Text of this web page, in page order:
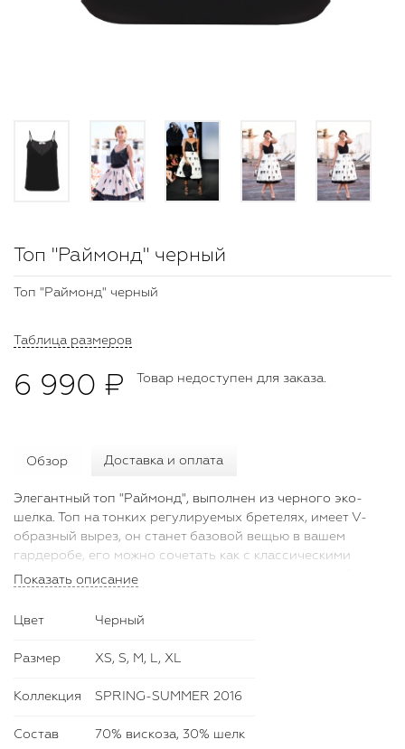
Топ "Раймонд" черный
Топ "Раймонд" черный
Таблица размеров
6 990 ₽ Товар недоступен для заказа.
Обзор Доставка и оплата
Элегантный топ "Раймонд", выполнен из черного эко-
шелка. Топ на тонких регулируемых бретелях, имеет V-
образный вырез, он станет базовой вещью в вашем
гардеробе, его можно сочетать как с классическими
брюками, жакетом и лодочками, так и с романтичной
Показать описание
Цвет Черный
Размер XS, S, M, L, XL
Коллекция SPRING-SUMMER 2016
Состав 70% вискоза, 30% шелк